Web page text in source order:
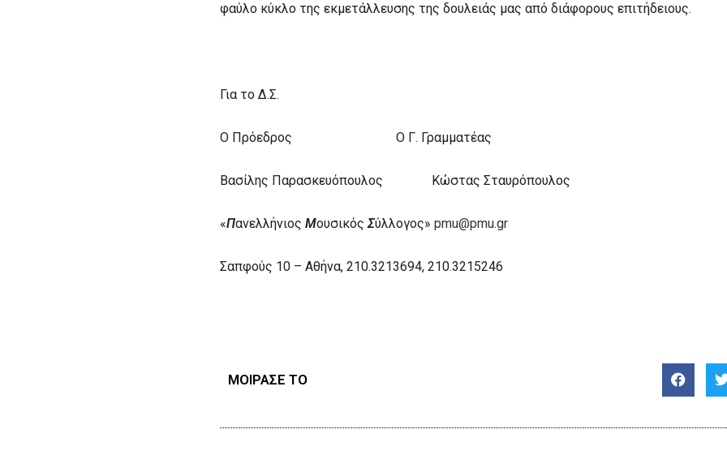
φαύλο κύκλο της εκμετάλλευσης της δουλειάς μας από διάφορους επιτήδειους.
Για το Δ.Σ.
Ο Πρόεδρος Ο Γ. Γραμματέας
Βασίλης Παρασκευόπουλος Κώστας Σταυρόπουλος
«ΠανελλήνιοςΜουσικόςΣύλλογος»pmu@pmu.gr
Σαπφούς 10 – Αθήνα, 210.3213694, 210.3215246
ΜΟΙΡΑΣΕ ΤΟ